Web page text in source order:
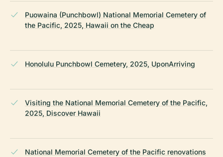
Puowaina (Punchbowl) National Memorial Cemetery of
the Pacific, 2025, Hawaii on the Cheap
Honolulu Punchbowl Cemetery, 2025, UponArriving
Visiting the National Memorial Cemetery of the Pacific,
2025, Discover Hawaii
National Memorial Cemetery of the Pacific renovations